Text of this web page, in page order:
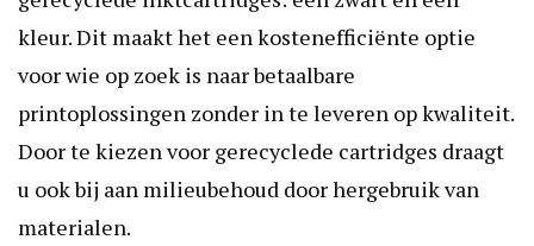
kleur. Dit maakt het een kostenefficiënte optie
voor wie op zoek is naar betaalbare
printoplossingen zonder in te leveren op kwaliteit.
Door te kiezen voor gerecyclede cartridges draagt
u ook bij aan milieubehoud door hergebruik van
materialen.